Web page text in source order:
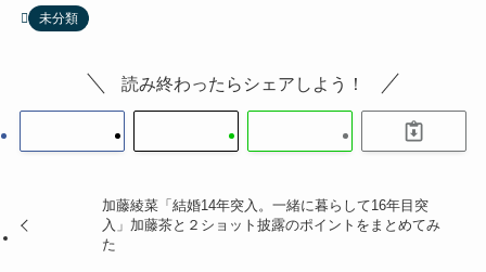
未分類
読み終わったらシェアしよう！
加藤綾菜「結婚14年突入。一緒に暮らして16年目突
入」加藤茶と２ショット披露のポイントをまとめてみ
た